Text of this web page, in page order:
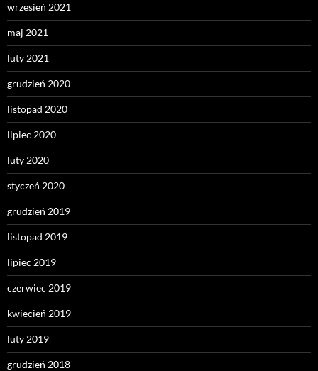
wrzesień 2021
maj 2021
luty 2021
grudzień 2020
listopad 2020
lipiec 2020
luty 2020
styczeń 2020
grudzień 2019
listopad 2019
lipiec 2019
czerwiec 2019
kwiecień 2019
luty 2019
grudzień 2018